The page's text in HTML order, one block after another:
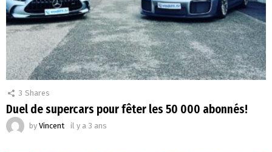
3 Shares
Duel de supercars pour fêter les 50 000 abonnés!
by Vincent il y a 3 ans